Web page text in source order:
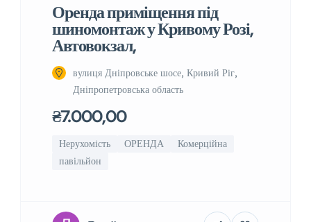
Оренда приміщення під
шиномонтаж у Кривому Розі,
Автовокзал,
вулиця Дніпровське шосе, Кривий Ріг,
Дніпропетровська область
₴7.000,00
Нерухомість ОРЕНДА
Комерційна
павільйон